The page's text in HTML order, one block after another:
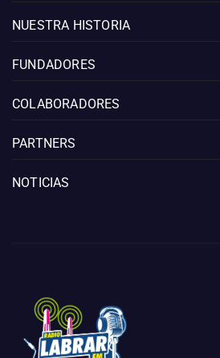
NUESTRA HISTORIA
FUNDADORES
COLABORADORES
PARTNERS
NOTICIAS